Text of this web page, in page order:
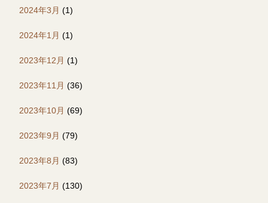
2024年3月 (1)
2024年1月 (1)
2023年12月 (1)
2023年11月 (36)
2023年10月 (69)
2023年9月 (79)
2023年8月 (83)
2023年7月 (130)